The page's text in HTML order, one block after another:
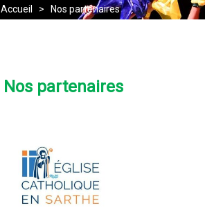
Accueil > Nos partenaires
Nos partenaires